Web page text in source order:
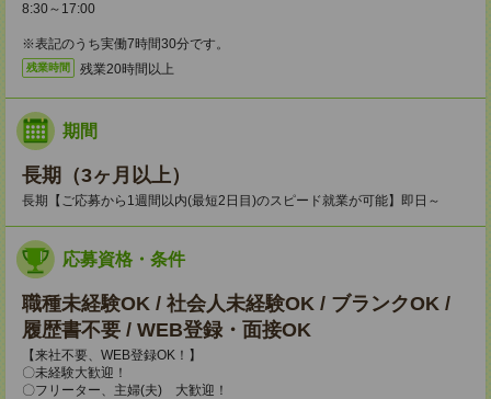
8:30～17:00
※表記のうち実働7時間30分です。
残業時間 残業20時間以上
期間
長期（3ヶ月以上）
長期【ご応募から1週間以内(最短2日目)のスピード就業が可能】即日～
応募資格・条件
職種未経験OK / 社会人未経験OK / ブランクOK /
履歴書不要 / WEB登録・面接OK
【来社不要、WEB登録OK！】
〇未経験大歓迎！
〇フリーター、主婦(夫) 大歓迎！